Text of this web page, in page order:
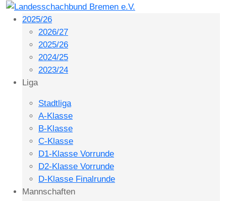
2025/26
2026/27
2025/26
2024/25
2023/24
Liga
Stadtliga
A-Klasse
B-Klasse
C-Klasse
D1-Klasse Vorrunde
D2-Klasse Vorrunde
D-Klasse Finalrunde
Mannschaften